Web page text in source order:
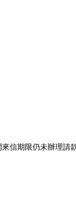
信期限仍未辦理請